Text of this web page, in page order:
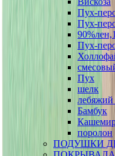
Пух-
Пух-
Пух-
Пух
шелк
лебяжий
Бамбук
поролон
ПОДУШКИ